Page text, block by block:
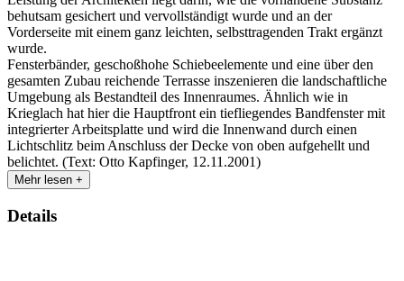
behutsam gesichert und vervollständigt wurde und an der
Vorderseite mit einem ganz leichten, selbsttragenden Trakt ergänzt
wurde.
Fensterbänder, geschoßhohe Schiebeelemente und eine über den
gesamten Zubau reichende Terrasse inszenieren die landschaftliche
Umgebung als Bestandteil des Innenraumes. Ähnlich wie in
Krieglach hat hier die Hauptfront ein tiefliegendes Bandfenster mit
integrierter Arbeitsplatte und wird die Innenwand durch einen
Lichtschlitz beim Anschluss der Decke von oben aufgehellt und
belichtet. (Text: Otto Kapfinger, 12.11.2001)
Mehr lesen +
Details